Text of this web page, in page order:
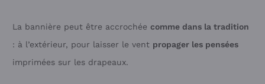
La bannière peut être accrochée comme dans la tradition
: à l’extérieur, pour laisser le vent propager les pensées
imprimées sur les drapeaux.